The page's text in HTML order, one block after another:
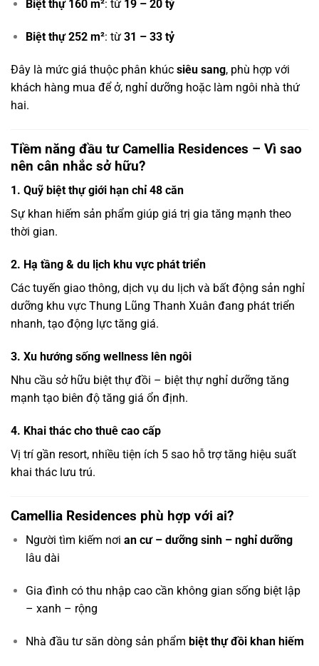
Biệt thự 160 m²: từ 19 – 20 tỷ
Biệt thự 252 m²: từ 31 – 33 tỷ
Đây là mức giá thuộc phân khúc siêu sang, phù hợp với
khách hàng mua để ở, nghỉ dưỡng hoặc làm ngôi nhà thứ
hai.
Tiềm năng đầu tư Camellia Residences – Vì sao
nên cân nhắc sở hữu?
1. Quỹ biệt thự giới hạn chỉ 48 căn
Sự khan hiếm sản phẩm giúp giá trị gia tăng mạnh theo
thời gian.
2. Hạ tầng & du lịch khu vực phát triển
Các tuyến giao thông, dịch vụ du lịch và bất động sản nghỉ
dưỡng khu vực Thung Lũng Thanh Xuân đang phát triển
nhanh, tạo động lực tăng giá.
3. Xu hướng sống wellness lên ngôi
Nhu cầu sở hữu biệt thự đồi – biệt thự nghỉ dưỡng tăng
mạnh tạo biên độ tăng giá ổn định.
4. Khai thác cho thuê cao cấp
Vị trí gần resort, nhiều tiện ích 5 sao hỗ trợ tăng hiệu suất
khai thác lưu trú.
Camellia Residences phù hợp với ai?
Người tìm kiếm nơi an cư – dưỡng sinh – nghỉ dưỡng
lâu dài
Gia đình có thu nhập cao cần không gian sống biệt lập
– xanh – rộng
Nhà đầu tư săn dòng sản phẩm biệt thự đồi khan hiếm